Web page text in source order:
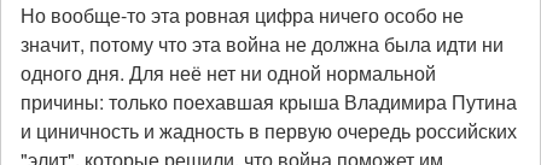
Но вообще-то эта ровная цифра ничего особо не
значит, потому что эта война не должна была идти ни
одного дня. Для неё нет ни одной нормальной
причины: только поехавшая крыша Владимира Путина
и циничность и жадность в первую очередь российских